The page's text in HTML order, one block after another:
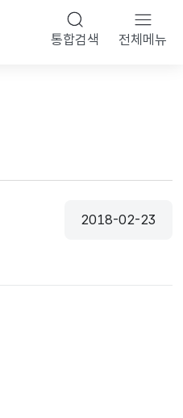
통합검색 전체메뉴
등록일
2018-02-23